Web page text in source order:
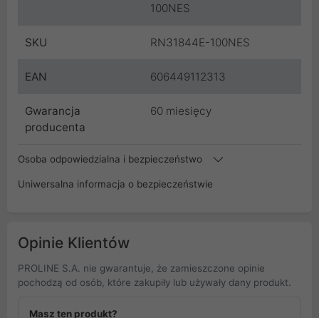
100NES
SKU RN31844E-100NES
EAN 606449112313
Gwarancja
producenta
60 miesięcy
Osoba odpowiedzialna i bezpieczeństwo
Uniwersalna informacja o bezpieczeństwie
Opinie Klientów
PROLINE S.A. nie gwarantuje, że zamieszczone opinie
pochodzą od osób, które zakupiły lub używały dany produkt.
Masz ten produkt?